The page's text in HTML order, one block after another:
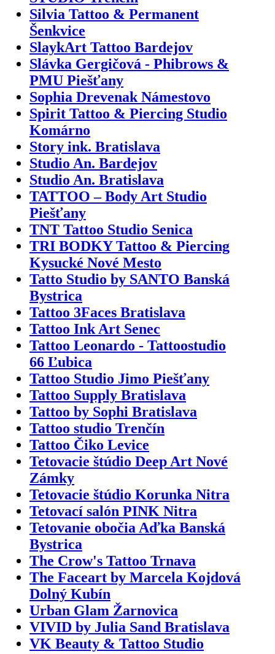
Silvia Tattoo & Permanent
Šenkvice
SlaykArt Tattoo Bardejov
Slávka Gergičová - Phibrows &
PMU Piešťany
Sophia Drevenak Námestovo
Spirit Tattoo & Piercing Studio
Komárno
Story ink. Bratislava
Studio An. Bardejov
Studio An. Bratislava
TATTOO – Body Art Studio
Piešťany
TNT Tattoo Studio Senica
TRI BODKY Tattoo & Piercing
Kysucké Nové Mesto
Tatto Studio by SANTO Banská
Bystrica
Tattoo 3Faces Bratislava
Tattoo Ink Art Senec
Tattoo Leonardo - Tattoostudio
66 Ľubica
Tattoo Studio Jimo Piešťany
Tattoo Supply Bratislava
Tattoo by Sophi Bratislava
Tattoo studio Trenčín
Tattoo Čiko Levice
Tetovacie štúdio Deep Art Nové
Zámky
Tetovacie štúdio Korunka Nitra
Tetovací salón PINK Nitra
Tetovanie obočia Aďka Banská
Bystrica
The Crow's Tattoo Trnava
The Faceart by Marcela Kojdová
Dolný Kubín
Urban Glam Žarnovica
VIVID by Julia Sand Bratislava
VK Beauty & Tattoo Studio